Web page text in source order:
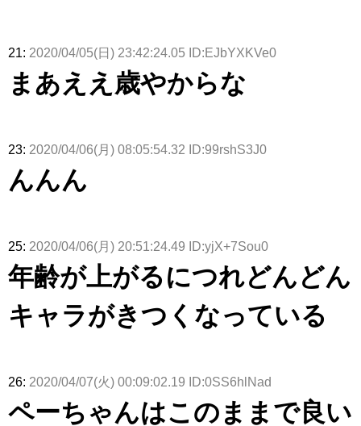
21: 2020/04/05(日) 23:42:24.05 ID:EJbYXKVe0
まあええ歳やからな
23: 2020/04/06(月) 08:05:54.32 ID:99rshS3J0
んんん
25: 2020/04/06(月) 20:51:24.49 ID:yjX+7Sou0
年齢が上がるにつれどんどん
キャラがきつくなっている
26: 2020/04/07(火) 00:09:02.19 ID:0SS6hlNad
ペーちゃんはこのままで良い